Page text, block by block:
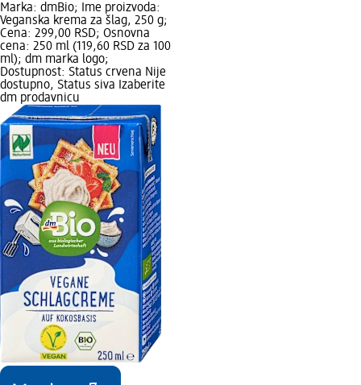
Marka: dmBio; Ime proizvoda:
Veganska krema za šlag, 250 g;
Cena: 299,00 RSD; Osnovna
cena: 250 ml (119,60 RSD za 100
ml); dm marka logo;
Dostupnost: Status crvena Nije
dostupno, Status siva Izaberite
dm prodavnicu